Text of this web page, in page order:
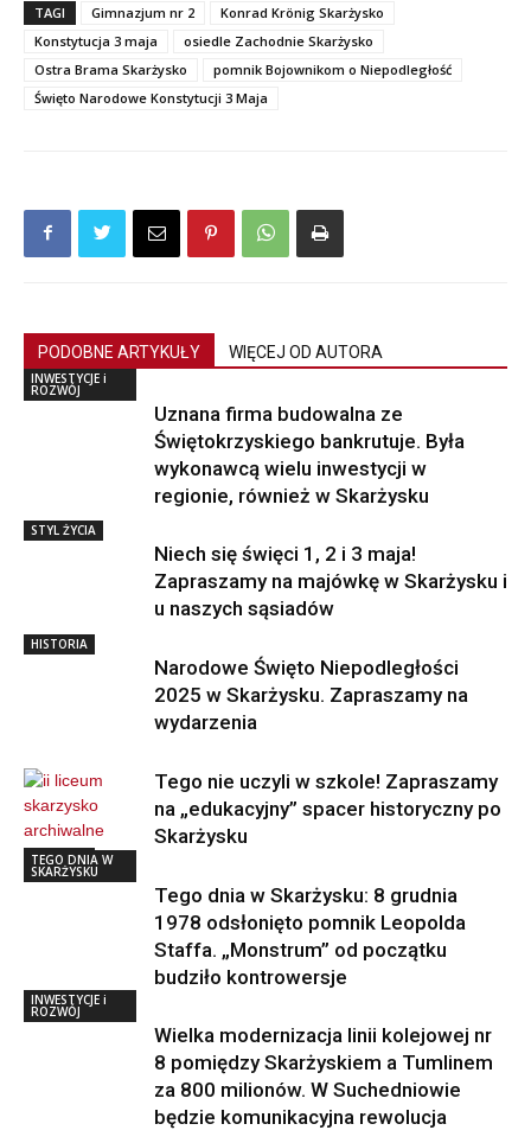
TAGI Gimnazjum nr 2
Konrad Krönig Skarżysko
Konstytucja 3 maja
osiedle Zachodnie Skarżysko
Ostra Brama Skarżysko
pomnik Bojownikom o Niepodległość
Święto Narodowe Konstytucji 3 Maja
PODOBNE ARTYKUŁY WIĘCEJ OD AUTORA
INWESTYCJE i
ROZWÓJ
Uznana firma budowalna ze
Świętokrzyskiego bankrutuje. Była
wykonawcą wielu inwestycji w
regionie, również w Skarżysku
STYL ŻYCIA
Niech się święci 1, 2 i 3 maja!
Zapraszamy na majówkę w Skarżysku i
u naszych sąsiadów
HISTORIA
Narodowe Święto Niepodległości
2025 w Skarżysku. Zapraszamy na
wydarzenia
HISTORIA
Tego nie uczyli w szkole! Zapraszamy
na „edukacyjny” spacer historyczny po
Skarżysku
TEGO DNIA W
SKARŻYSKU
Tego dnia w Skarżysku: 8 grudnia
1978 odsłonięto pomnik Leopolda
Staffa. „Monstrum” od początku
budziło kontrowersje
INWESTYCJE i
ROZWÓJ
Wielka modernizacja linii kolejowej nr
8 pomiędzy Skarżyskiem a Tumlinem
za 800 milionów. W Suchedniowie
będzie komunikacyjna rewolucja